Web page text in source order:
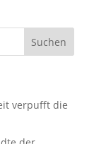
verpufft die